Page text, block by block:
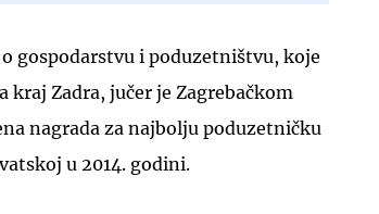
gospodarstvu i poduzetništvu, koje
kraj Zadra, jučer je Zagrebačkom
nagrada za najbolju poduzetničku
u 2014. godini.